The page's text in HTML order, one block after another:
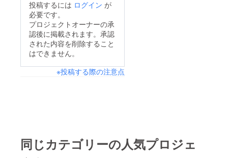
投稿するには ログイン が
必要です。
プロジェクトオーナーの承
認後に掲載されます。承認
された内容を削除すること
はできません。
※投稿する際の注意点
同じカテゴリーの人気プロジェ